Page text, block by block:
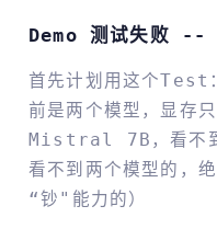
Demo 测试失败
首先计划用这个
前是两个模型，显存
Mistral 7B，看不
看不到两个模型的，
“钞"能力的）